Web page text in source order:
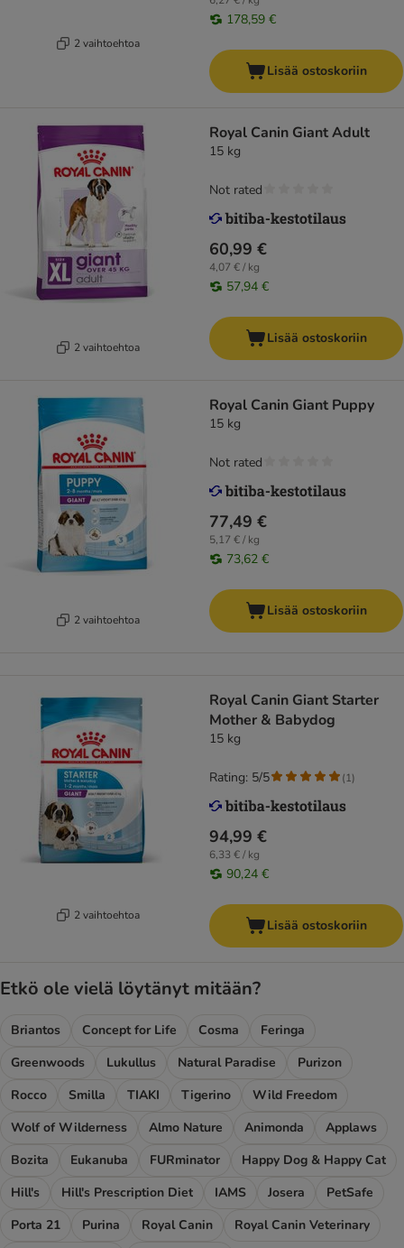
2 vaihtoehtoa
178,59 €
Lisää ostoskoriin
2 vaihtoehtoa
Royal Canin Giant Adult
15 kg
60,99 €
4,07 € / kg
57,94 €
Not rated
Lisää ostoskoriin
2 vaihtoehtoa
Royal Canin Giant Puppy
15 kg
77,49 €
5,17 € / kg
73,62 €
Not rated
Lisää ostoskoriin
2 vaihtoehtoa
Royal Canin Giant Starter
Mother & Babydog
15 kg
94,99 €
6,33 € / kg
90,24 €
Rating: 5/5 (1)
Lisää ostoskoriin
Etkö ole vielä löytänyt mitään?
Briantos Concept for Life Cosma
Feringa
Greenwoods
Lukullus Natural Paradise
Purizon
Rocco
Smilla TIAKI Tigerino
Wild Freedom
Wolf of Wilderness
Almo Nature Animonda
Applaws
Bozita
Eukanuba FURminator
Happy Dog & Happy Cat
Hill's
Hill's Prescription Diet IAMS Josera
PetSafe
Porta 21
Purina Royal Canin
Royal Canin Veterinary